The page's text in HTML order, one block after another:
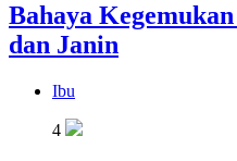
Bahaya
dan Janin
Ibu
4